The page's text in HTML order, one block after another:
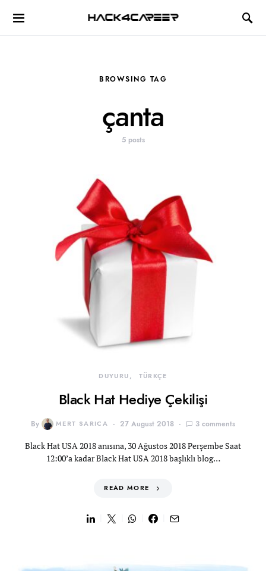
Hack4Career
BROWSING TAG
çanta
5 posts
DUYURU TÜRKÇE
Black Hat Hediye Çekilişi
By MERT SARICA 27 August 2018 3 comments
Black Hat USA 2018 anısına, 30 Ağustos 2018 Perşembe Saat
12:00’a kadar Black Hat USA 2018 başlıklı blog…
READ MORE